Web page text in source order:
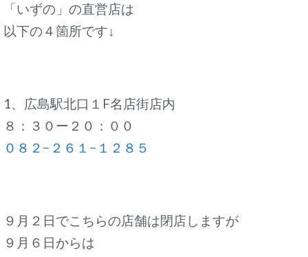
「いずの」の直営店は
以下の４箇所です↓
1、広島駅北口１F名店街店内
８：３０ー２０：００
０８２−２６１−１２８５
９月２日でこちらの店舗は閉店しますが
９月６日からは